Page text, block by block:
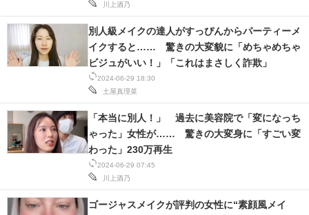
川上酒乃
2024-06-29 18:30
土屋真理菜
別人級メイクの達人がすっぴんからパーティーメ
イクすると…… 驚きの大変貌に「めちゃめちゃ
ビジュがいい！」「これはまさしく詐欺」
2024-06-29 07:45
川上酒乃
「本当に別人！」 過去に美容院で「変になっち
ゃった」女性が…… 驚きの大変身に「すごい変
わった」230万再生
ゴージャスメイクが評判の女性に“素顔風メイ